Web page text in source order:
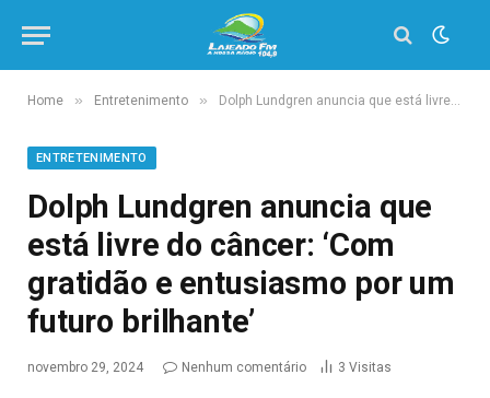
Home » Entretenimento » Dolph Lundgren anuncia que está livre do câncer: ‘Com gratidão e entusiasmo por um futuro brilhante’
ENTRETENIMENTO
Dolph Lundgren anuncia que
está livre do câncer: ‘Com
gratidão e entusiasmo por um
futuro brilhante’
novembro 29, 2024 Nenhum comentário 3 Visitas